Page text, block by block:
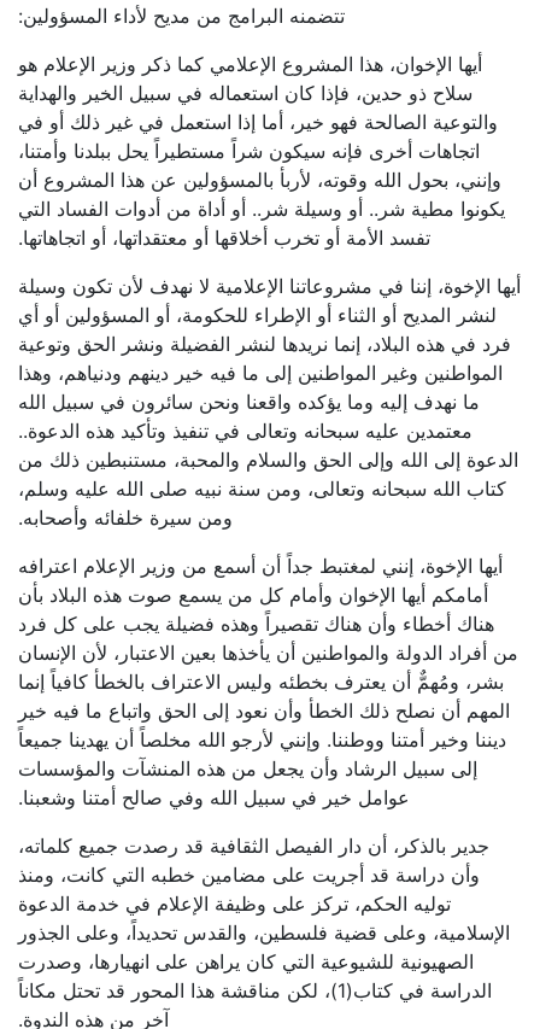
تتضمنه البرامج من مديح لأداء المسؤولين:
أيها الإخوان، هذا المشروع الإعلامي كما ذكر وزير الإعلام هو
سلاح ذو حدين، فإذا كان استعماله في سبيل الخير والهداية
والتوعية الصالحة فهو خير، أما إذا استعمل في غير ذلك أو في
اتجاهات أخرى فإنه سيكون شراً مستطيراً يحل ببلدنا وأمتنا،
وإنني، بحول الله وقوته، لأربأ بالمسؤولين عن هذا المشروع أن
يكونوا مطية شر.. أو وسيلة شر.. أو أداة من أدوات الفساد التي
تفسد الأمة أو تخرب أخلاقها أو معتقداتها، أو اتجاهاتها.
أيها الإخوة، إننا في مشروعاتنا الإعلامية لا نهدف لأن تكون وسيلة
لنشر المديح أو الثناء أو الإطراء للحكومة، أو المسؤولين أو أي
فرد في هذه البلاد، إنما نريدها لنشر الفضيلة ونشر الحق وتوعية
المواطنين وغير المواطنين إلى ما فيه خير دينهم ودنياهم، وهذا
ما نهدف إليه وما يؤكده واقعنا ونحن سائرون في سبيل الله
معتمدين عليه سبحانه وتعالى في تنفيذ وتأكيد هذه الدعوة..
الدعوة إلى الله وإلى الحق والسلام والمحبة، مستنبطين ذلك من
كتاب الله سبحانه وتعالى، ومن سنة نبيه صلى الله عليه وسلم،
ومن سيرة خلفائه وأصحابه.
أيها الإخوة، إنني لمغتبط جداً أن أسمع من وزير الإعلام اعترافه
أمامكم أيها الإخوان وأمام كل من يسمع صوت هذه البلاد بأن
هناك أخطاء وأن هناك تقصيراً وهذه فضيلة يجب على كل فرد
من أفراد الدولة والمواطنين أن يأخذها بعين الاعتبار، لأن الإنسان
بشر، ومُهمٌّ أن يعترف بخطئه وليس الاعتراف بالخطأ كافياً إنما
المهم أن نصلح ذلك الخطأ وأن نعود إلى الحق واتباع ما فيه خير
ديننا وخير أمتنا ووطننا. وإنني لأرجو الله مخلصاً أن يهدينا جميعاً
إلى سبيل الرشاد وأن يجعل من هذه المنشآت والمؤسسات
عوامل خير في سبيل الله وفي صالح أمتنا وشعبنا.
جدير بالذكر، أن دار الفيصل الثقافية قد رصدت جميع كلماته،
وأن دراسة قد أجريت على مضامين خطبه التي كانت، ومنذ
توليه الحكم، تركز على وظيفة الإعلام في خدمة الدعوة
الإسلامية، وعلى قضية فلسطين، والقدس تحديداً، وعلى الجذور
الصهيونية للشيوعية التي كان يراهن على انهيارها، وصدرت
الدراسة في كتاب(1)، لكن مناقشة هذا المحور قد تحتل مكاناً
آخر من هذه الندوة.